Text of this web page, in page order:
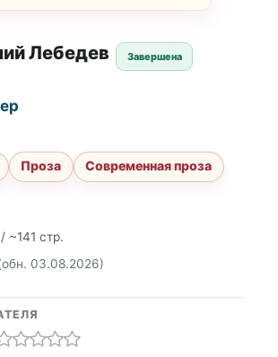
Лебедев Завершена
~141 стр.
03.08.2026)
Проза
Современная проза